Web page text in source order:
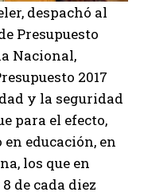
despachó al
Presupuesto
Nacional,
2017
y la seguridad
para el efecto,
educación, en
los que en
de cada diez